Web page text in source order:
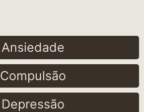
Ansiedade
Compulsão
Depressão